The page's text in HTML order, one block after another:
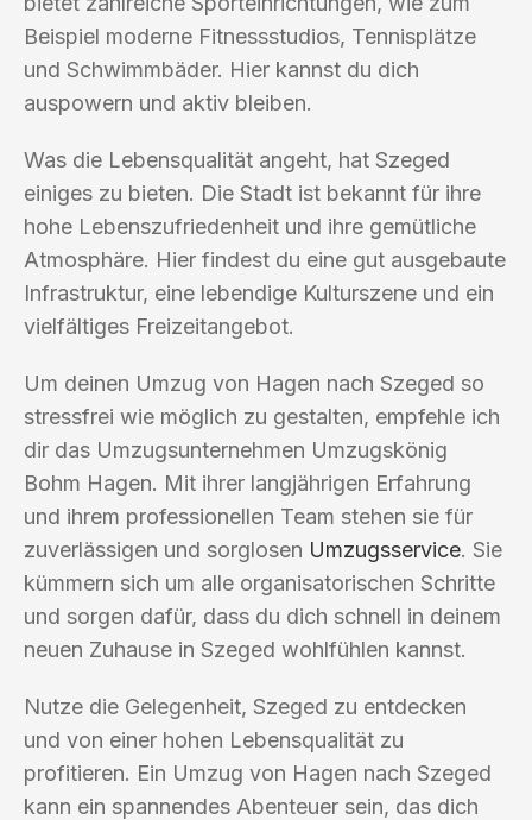
Beispiel moderne Fitnessstudios, Tennisplätze
und Schwimmbäder. Hier kannst du dich
auspowern und aktiv bleiben.
Was die Lebensqualität angeht, hat Szeged
einiges zu bieten. Die Stadt ist bekannt für ihre
hohe Lebenszufriedenheit und ihre gemütliche
Atmosphäre. Hier findest du eine gut ausgebaute
Infrastruktur, eine lebendige Kulturszene und ein
vielfältiges Freizeitangebot.
Um deinen Umzug von Hagen nach Szeged so
stressfrei wie möglich zu gestalten, empfehle ich
dir das Umzugsunternehmen Umzugskönig
Bohm Hagen. Mit ihrer langjährigen Erfahrung
und ihrem professionellen Team stehen sie für
zuverlässigen und sorglosen Umzugsservice. Sie
kümmern sich um alle organisatorischen Schritte
und sorgen dafür, dass du dich schnell in deinem
neuen Zuhause in Szeged wohlfühlen kannst.
Nutze die Gelegenheit, Szeged zu entdecken
und von einer hohen Lebensqualität zu
profitieren. Ein Umzug von Hagen nach Szeged
kann ein spannendes Abenteuer sein, das dich